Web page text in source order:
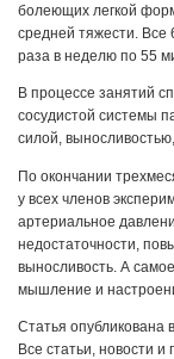
болеющих легкой
средней тяжести. Все
раза в неделю по 55
В процессе занятий
сосудистой системы
силой,
По окончании
у всех членов
артериальное
недостаточности,
выносливость. А
мышление и
Статья опубликована
Все статьи, новости